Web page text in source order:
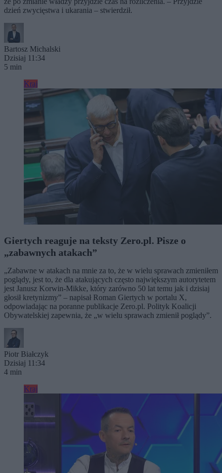
dzień zwycięstwa i ukarania – stwierdził.
Bartosz Michalski
Dzisiaj 11:34
5 min
Kraj
Giertych reaguje na teksty Zero.pl. Pisze o
„zabawnych atakach”
„Zabawne w atakach na mnie za to, że w wielu sprawach zmieniłem
poglądy, jest to, że dla atakujących często największym autorytetem
jest Janusz Korwin-Mikke, który zarówno 50 lat temu jak i dzisiaj
głosił kretynizmy” – napisał Roman Giertych w portalu X,
odpowiadając na poranne publikacje Zero.pl. Polityk Koalicji
Obywatelskiej zapewnia, że „w wielu sprawach zmienił poglądy”.
Piotr Białczyk
Dzisiaj 11:34
4 min
Kraj